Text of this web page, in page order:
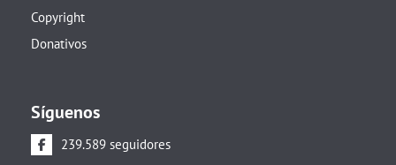
Copyright
Donativos
Síguenos
239.589 seguidores